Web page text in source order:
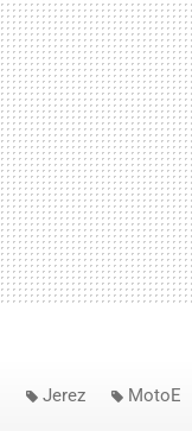
Jerez MotoE